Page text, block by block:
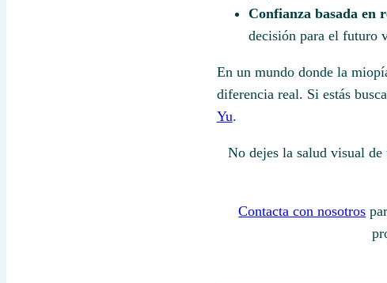
Confianza basada en
decisión para el futuro
En un mundo donde la
diferencia real. Si estás
Yu.
No dejes la salud visual
Contacta con nosotros